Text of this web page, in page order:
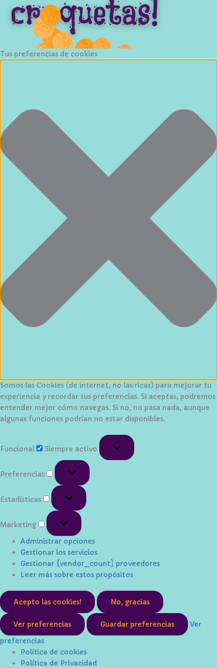
Tus preferencias de cookies
Somos las Cookies (de internet, no las ricas) para mejorar tu
experiencia y recordar tus preferencias. Si aceptas, podremos
entender mejor cómo navegas. Si no, no pasa nada, aunque
algunas funciones podrían no estar disponibles.
Funcional
Siempre activo
Preferencias
Preferencias
Estadísticas
Estadísticas
Marketing
Marketing
Administrar opciones
Gestionar los servicios
Gestionar {vendor_count} proveedores
Leer más sobre estos propósitos
Acepto las cookies! No, gracias
Ver preferencias Guardar preferencias
Ver
preferencias
Política de cookies
Política de Privacidad